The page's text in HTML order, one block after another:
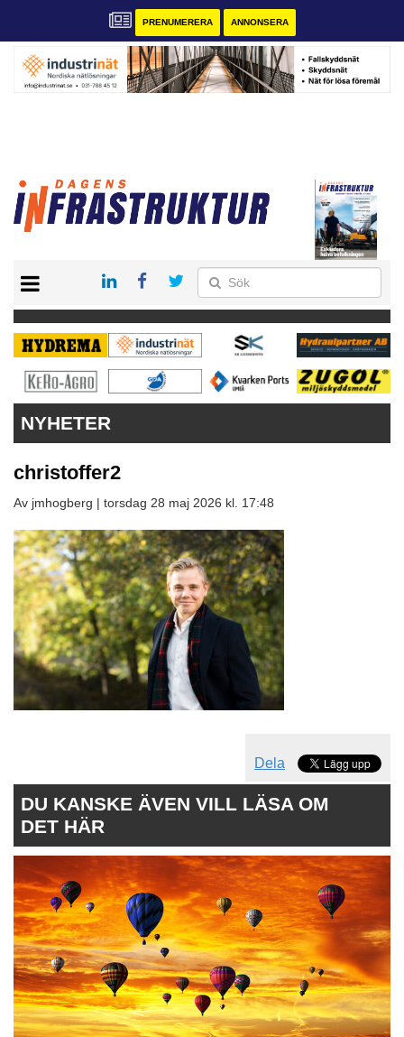
PRENUMERERA ANNONSERA
KONTAKT
VÅRA ANDRA MAGASIN
PRENUMERERA
ANNONSERA
NYHETER
christoffer2
Av jmhogberg | torsdag 28 maj 2026 kl. 17:48
Dela
DU KANSKE ÄVEN VILL LÄSA OM
DET HÄR